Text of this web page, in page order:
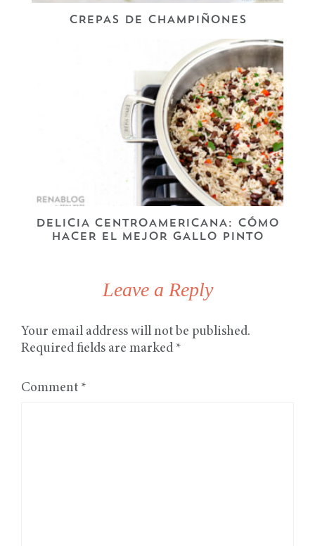
CREPAS DE CHAMPIÑONES
DELICIA CENTROAMERICANA: CÓMO
HACER EL MEJOR GALLO PINTO
Leave a Reply
Your email address will not be published.
Required fields are marked *
Comment *